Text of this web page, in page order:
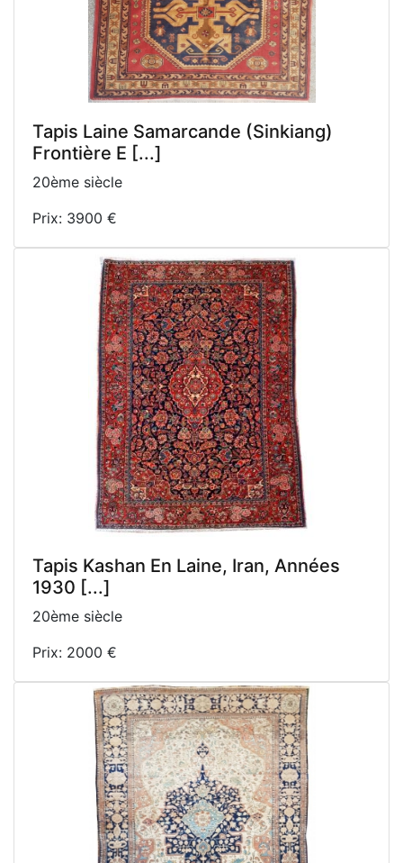
Tapis Laine Samarcande (Sinkiang)
Frontière E [...]
20ème siècle
Prix: 3900 €
Tapis Kashan En Laine, Iran, Années
1930 [...]
20ème siècle
Prix: 2000 €